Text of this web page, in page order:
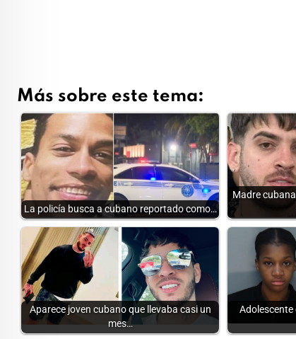
Más sobre este tema:
La policía busca a cubano reportado como…
Madre
Aparece joven cubano que llevaba casi un
mes…
Adolescente